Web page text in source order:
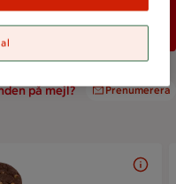
på mejl? Prenumerera